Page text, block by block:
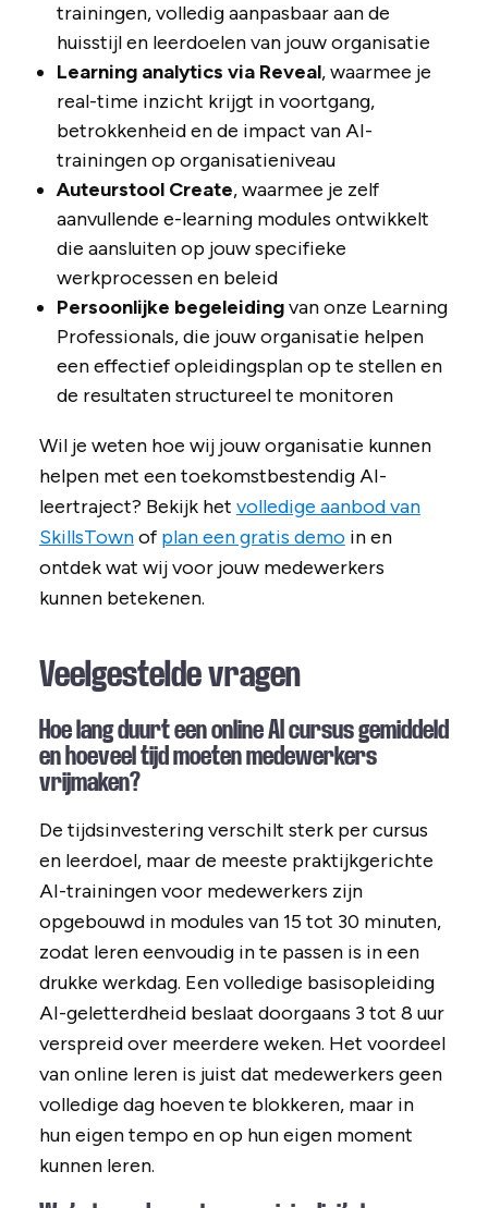
trainingen, volledig aanpasbaar aan de
huisstijl en leerdoelen van jouw organisatie
Learning analytics via Reveal, waarmee je
real-time inzicht krijgt in voortgang,
betrokkenheid en de impact van AI-
trainingen op organisatieniveau
Auteurstool Create, waarmee je zelf
aanvullende e-learning modules ontwikkelt
die aansluiten op jouw specifieke
werkprocessen en beleid
Persoonlijke begeleidingvan onze Learning
Professionals, die jouw organisatie helpen
een effectief opleidingsplan op te stellen en
de resultaten structureel te monitoren
Wil je weten hoe wij jouw organisatie kunnen
helpen met een toekomstbestendig AI-
leertraject? Bekijk het volledige aanbod van
SkillsTownof plan een gratis demoin en
ontdek wat wij voor jouw medewerkers
kunnen betekenen.
Veelgestelde vragen
Hoe lang duurt een online AI cursus gemiddeld
en hoeveel tijd moeten medewerkers
vrijmaken?
De tijdsinvestering verschilt sterk per cursus
en leerdoel, maar de meeste praktijkgerichte
AI-trainingen voor medewerkers zijn
opgebouwd in modules van 15 tot 30 minuten,
zodat leren eenvoudig in te passen is in een
drukke werkdag. Een volledige basisopleiding
AI-geletterdheid beslaat doorgaans 3 tot 8 uur
verspreid over meerdere weken. Het voordeel
van online leren is juist dat medewerkers geen
volledige dag hoeven te blokkeren, maar in
hun eigen tempo en op hun eigen moment
kunnen leren.